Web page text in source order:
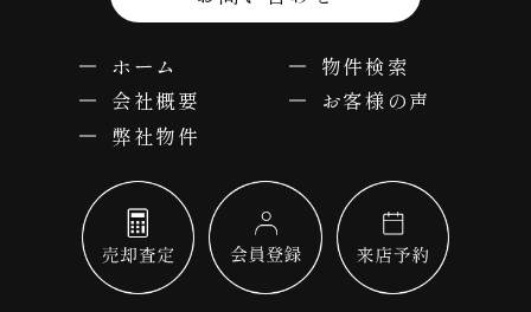
ホーム
物件検索
会社概要
お客様の声
弊社物件